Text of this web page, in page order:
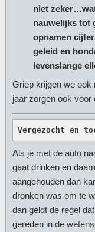
niet
nauwelijks tot
opnamen
geleid en
levenslange
Griep krijgen we ook
jaar zorgen ook voor
Vergezocht en
Als je met de auto
gaat drinken en
aangehouden dan
dronken was om te
dan geldt de regel
gereden in de